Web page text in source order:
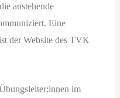
anstehende
Eine
der Website des TVK
im